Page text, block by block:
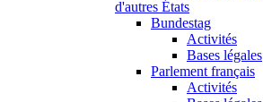
d'autres États
Bundestag
Activités
Bases légales
Parlement français
Activités